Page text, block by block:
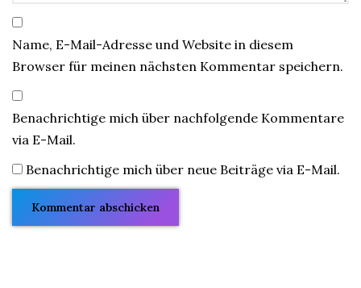
Name, E-Mail-Adresse und Website in diesem
Browser für meinen nächsten Kommentar speichern.
Benachrichtige mich über nachfolgende Kommentare
via E-Mail.
Benachrichtige mich über neue Beiträge via E-Mail.